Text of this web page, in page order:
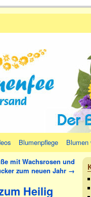
Blumenpflege
Blumen
mit Wachsrosen und
zum neuen Jahr →
Heilig